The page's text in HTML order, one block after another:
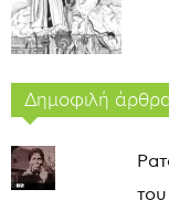
Δημοφιλή